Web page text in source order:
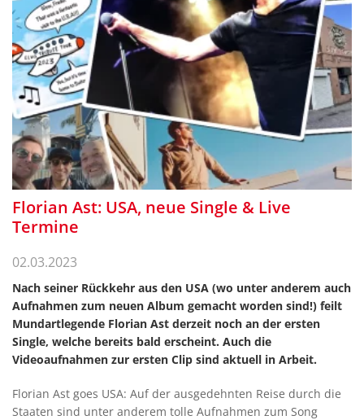
Florian Ast: USA, neue Single & Live
Termine
02.03.2023
Nach seiner Rückkehr aus den USA (wo unter anderem auch
Aufnahmen zum neuen Album gemacht worden sind!) feilt
Mundartlegende Florian Ast derzeit noch an der ersten
Single, welche bereits bald erscheint. Auch die
Videoaufnahmen zur ersten Clip sind aktuell in Arbeit.
Florian Ast goes USA: Auf der ausgedehnten Reise durch die
Staaten sind unter anderem tolle Aufnahmen zum Song